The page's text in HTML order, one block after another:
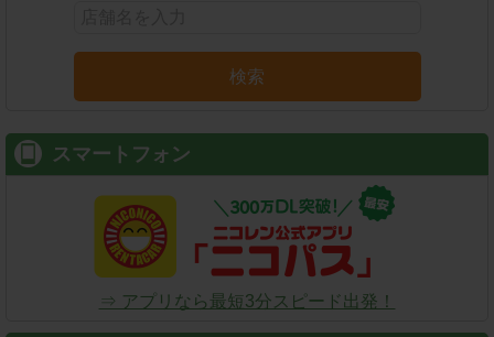
検索
スマートフォン
⇒ アプリなら最短3分スピード出発！